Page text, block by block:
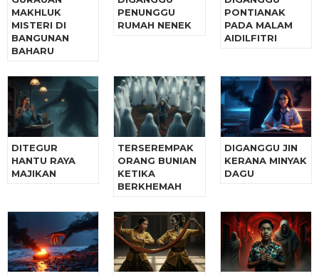
MAKHLUK
MISTERI DI
BANGUNAN
BAHARU
PENUNGGU
RUMAH NENEK
PONTIANAK
PADA MALAM
AIDILFITRI
DITEGUR
HANTU RAYA
MAJIKAN
TERSEREMPAK
ORANG BUNIAN
KETIKA
BERKHEMAH
DIGANGGU JIN
KERANA MINYAK
DAGU